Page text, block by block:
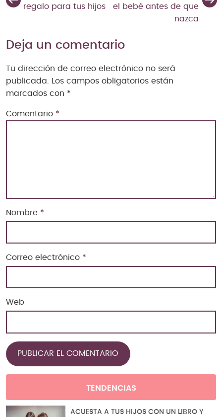
regalo para tus hijos
el bebé antes de que
nazca
Deja un comentario
Tu dirección de correo electrónico no será
publicada. Los campos obligatorios están
marcados con *
Comentario *
Nombre *
Correo electrónico *
Web
TENDENCIAS
ACUESTA A TUS HIJOS CON UN LIBRO Y